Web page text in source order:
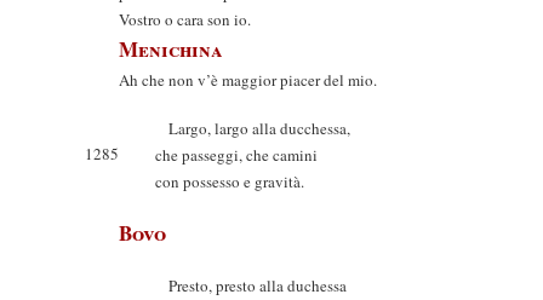
Vostro o cara son io.
Menichina
Ah che non v’è maggior piacer del mio.
Largo, largo alla ducchessa,
1285
che passeggi, che camini
con possesso e gravità.
Bovo
Presto, presto alla duchessa